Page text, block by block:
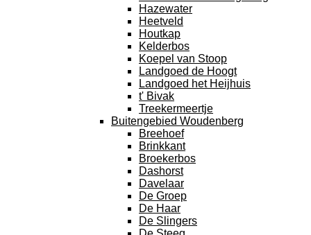
Hazewater
Heetveld
Houtkap
Kelderbos
Koepel van Stoop
Landgoed de Hoogt
Landgoed het Heijhuis
t' Bivak
Treekermeertje
Buitengebied Woudenberg
Breehoef
Brinkkant
Broekerbos
Dashorst
Davelaar
De Groep
De Haar
De Slingers